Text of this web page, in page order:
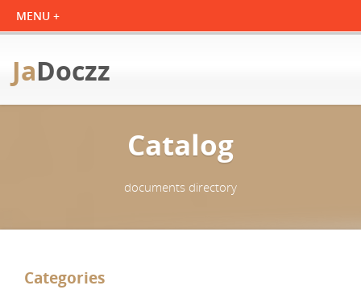
JaDoczz
Catalog
documents directory
Categories